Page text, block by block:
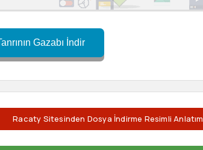
Gazabı İndir
Racaty Sitesinden Dosya İndirme Resimli Anlatım